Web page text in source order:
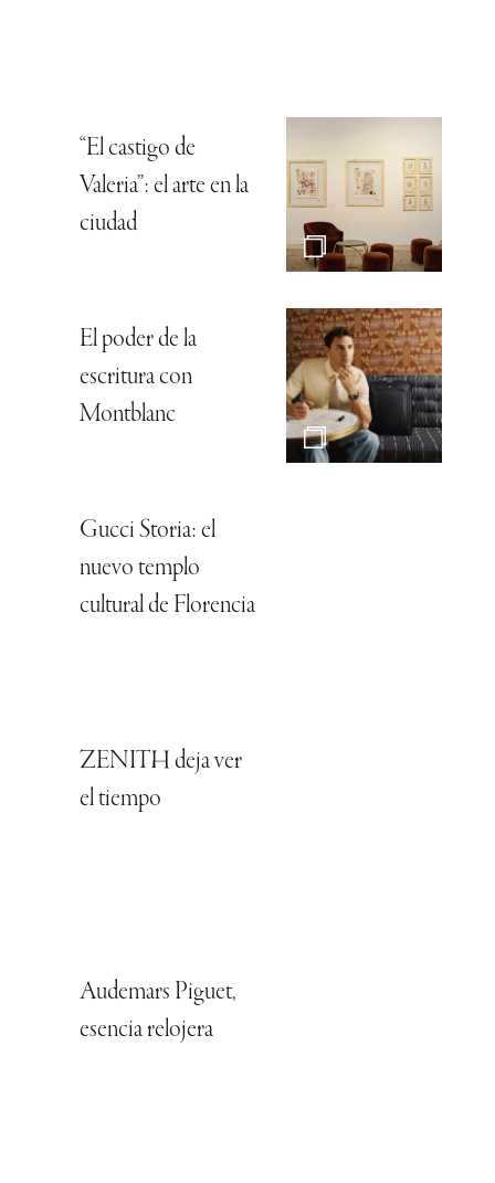
“El castigo de
Valeria”: el arte en la
ciudad
El poder de la
escritura con
Montblanc
Gucci Storia: el
nuevo templo
cultural de Florencia
ZENITH deja ver
el tiempo
Audemars Piguet,
esencia relojera